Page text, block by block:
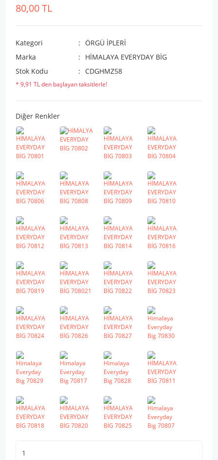
80,00 TL
Kategori
ÖRGÜ İPLERİ
Marka
HİMALAYA EVERYDAY BİG
Stok Kodu
CDGHMZ58
* 9,91 TL den başlayan taksitlerle!
Diğer Renkler